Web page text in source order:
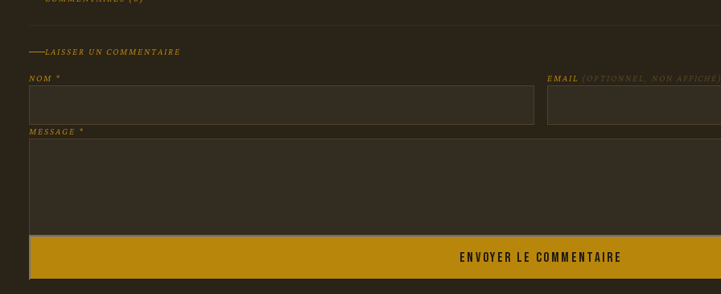
LAISSER UN COMMENTAIRE
NOM * EMAIL (OPTIONNEL, NON
MESSAGE *
Envoyer le commentaire